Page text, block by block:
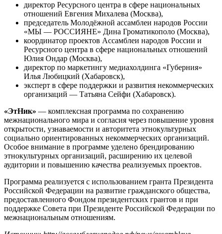
директор Ресурсного центра в сфере национальных
отношений Евгения Михалева (Москва),
председатель Молодёжной ассамблеи народов России
«МЫ — РОССИЯНЕ» Дина Громатикополо (Москва),
координатор проектов Ассамблеи народов России и
Ресурсного центра в сфере национальных отношений
Юлия Ондар (Москва),
директор по маркетингу медиахолдинга «Губерния»
Илья Любицкий (Хабаровск),
эксперт в сфере поддержки и развития некоммерческих
организаций — Татьяна Сейфи (Хабаровск).
«ЭтНик» — комплексная программа по сохранению
межнационального мира и согласия через повышение уровня
открытости, узнаваемости и авторитета этнокультурных
социально ориентированных некоммерческих организаций.
Особое внимание в программе уделено брендированию
этнокультурных организаций, расширению их целевой
аудитории и повышению качества реализуемых проектов.
Программа реализуется с использованием гранта Президента
Российской Федерации на развитие гражданского общества,
предоставленного Фондом президентских грантов и при
поддержке Совета при Президенте Российской Федерации по
межнациональным отношениям.